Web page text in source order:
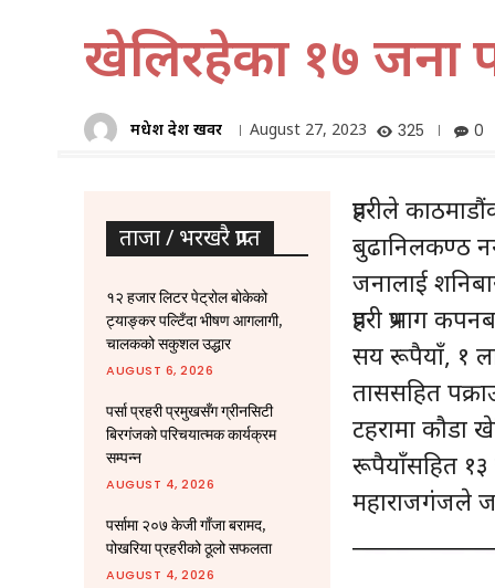
खेलिरहेका १७ जना
मधेश प्रदेश खवर August 27, 2023 325 0
ताजा / भरखरै प्राप्त
१२ हजार लिटर पेट्रोल बोकेको
ट्याङ्कर पल्टिँदा भीषण आगलागी,
चालकको सकुशल उद्धार
AUGUST 6, 2026
पर्सा प्रहरी प्रमुखसँग ग्रीनसिटी
बिरगंजको परिचयात्मक कार्यक्रम
सम्पन्न
AUGUST 4, 2026
पर्सामा २०७ केजी गाँजा बरामद,
पोखरिया प्रहरीको ठूलो सफलता
AUGUST 4, 2026
प्रहरीले
बुढानिलकण्ठ
जनालाई
प्रहरी प्रभाग
सय रूपैयाँ, १
ताससहित
टहरामा कौडा
रूपैयाँसहित १३
महाराजगंजले